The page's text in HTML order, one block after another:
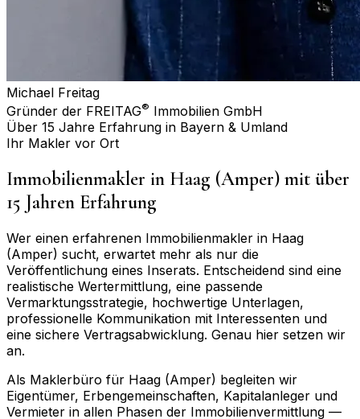
Michael Freitag
Gründer der FREITAG® Immobilien GmbH
Über 15 Jahre Erfahrung in Bayern & Umland
Ihr Makler vor Ort
Immobilienmakler in Haag (Amper) mit über
15 Jahren Erfahrung
Wer einen erfahrenen Immobilienmakler in Haag
(Amper) sucht, erwartet mehr als nur die
Veröffentlichung eines Inserats. Entscheidend sind eine
realistische Wertermittlung, eine passende
Vermarktungsstrategie, hochwertige Unterlagen,
professionelle Kommunikation mit Interessenten und
eine sichere Vertragsabwicklung. Genau hier setzen wir
an.
Als Maklerbüro für Haag (Amper) begleiten wir
Eigentümer, Erbengemeinschaften, Kapitalanleger und
Vermieter in allen Phasen der Immobilienvermittlung —